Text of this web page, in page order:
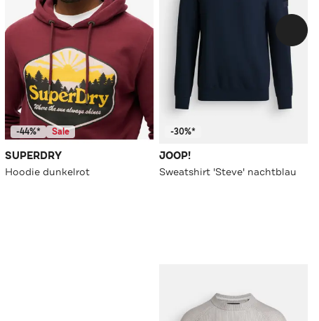
-44%* Sale
SUPERDRY
Hoodie dunkelrot
-30%*
JOOP!
Sweatshirt 'Steve' nachtblau